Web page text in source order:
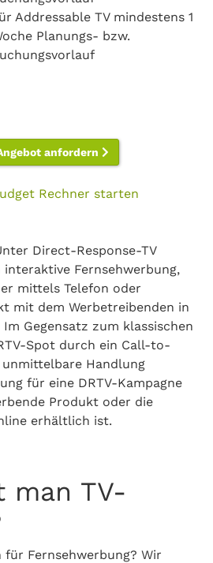
Addressable TV mindestens 1
Planungs- bzw.
anfordern
Rechner starten
Direct-Response-TV
interaktive Fernsehwerbung,
mittels Telefon oder
mit dem Werbetreibenden in
Gegensatz zum klassischen
Spot durch ein Call-to-
Handlung
für eine DRTV-Kampagne
Produkt oder die
erhältlich ist.
man TV-
für Fernsehwerbung? Wir